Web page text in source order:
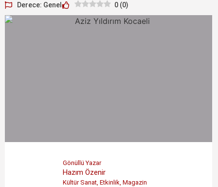
Derece: Genel 0 (0)
Gönüllü Yazar
Hazım Özenir
Kültür Sanat, Etkinlik, Magazin